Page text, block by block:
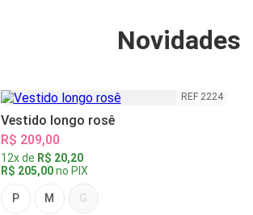
Novidades
REF 2224
Vestido longo rosê
R$ 209,00
12x de R$ 20,20
R$ 205,00no PIX
P M G